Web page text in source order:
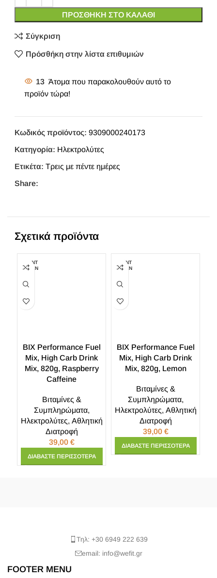
ΠΡΟΣΘΉΚΗ ΣΤΟ ΚΑΛΆΘΙ
Σύγκριση
Πρόσθήκη στην λίστα επιθυμιών
13 Άτομα που παρακολουθούν αυτό το
προϊόν τώρα!
Κωδικός προϊόντος: 9309000240173
Κατηγορία: Ηλεκτρολύτες
Ετικέτα: Τρεις με πέντε ημέρες
Share:
Σχετικά προϊόντα
ΕΞΑΝΤ
ΛΗΜΈΝ
BIX Performance Fuel
Mix, High Carb Drink
Mix, 820g, Raspberry
Caffeine
Βιταμίνες &
Συμπληρώματα,
Ηλεκτρολύτες, Αθλητική
Διατροφή
39,00 €
ΔΙΑΒΆΣΤΕ ΠΕΡΙΣΣΌΤΕΡΑ
ΕΞΑΝΤ
ΛΗΜΈΝ
BIX Performance Fuel
Mix, High Carb Drink
Mix, 820g, Lemon
Βιταμίνες &
Συμπληρώματα,
Ηλεκτρολύτες, Αθλητική
Διατροφή
39,00 €
ΔΙΑΒΆΣΤΕ ΠΕΡΙΣΣΌΤΕΡΑ
Τηλ: +30 6949 222 639
email: info@wefit.gr
FOOTER MENU